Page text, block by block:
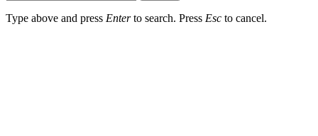
Type above and press Enterto search. Press Esc to cancel.